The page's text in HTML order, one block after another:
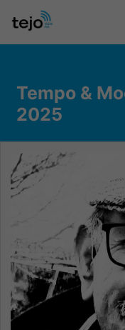
Tempo &
2025